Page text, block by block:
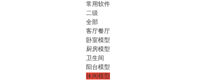
常用软件
二级
全部
客厅餐厅
卧室模型
厨房模型
卫生间
阳台模型
休闲模型